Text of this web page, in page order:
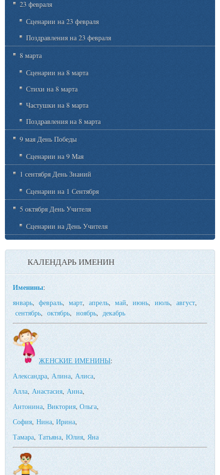
23 февраля
Сценарии на 23 февраля
Поздравления на 23 февраля
8 марта
Сценарии на 8 марта
Стихи на 8 марта
Частушки на 8 марта
Поздравления на 8 марта
9 мая День Победы
Сценарии на 9 Мая
1 сентября День Знаний
Сценарии на 1 Сентября
5 октября День Учителя
Сценарии на День Учителя
КАЛЕНДАРЬ ИМЕНИН
Именины:
январь, февраль, март, апрель,май, июнь, июль,август,
сентябрь,октябрь, ноябрь,декабрь
ЖЕНСКИЕ ИМЕНИНЫ:
Александра,Алина,Алиса,
Алла,Анастасия,Анна,
Антонина,Виктория, Ольга,
София,Нина, Ирина,
Тамара,Татьяна,Юлия,Яна